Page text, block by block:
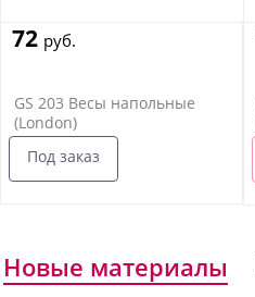
72 руб.
GS 203 Весы напольные
(London)
Под заказ
Новые материалы